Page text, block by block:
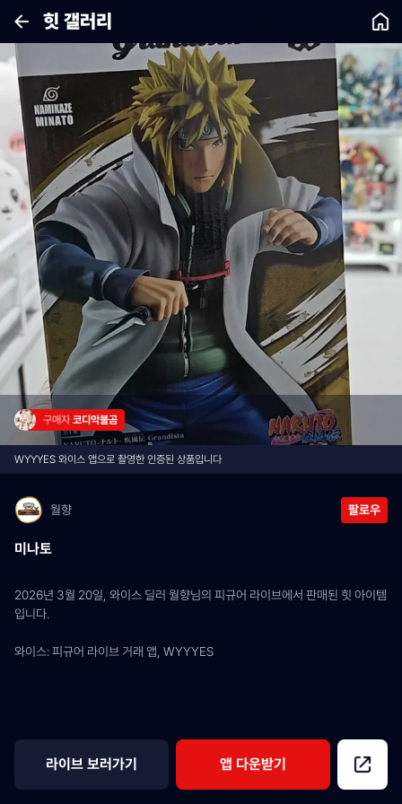
힛 갤러리
구매자 코디악불곰
WYYYES 와이스 앱으로 촬영한 인증된 상품입니다
월향 팔로우
미나토
2026년 3월 20일, 와이스 딜러 월향님의 피규어 라이브에서 판매된 힛 아이템
입니다.
와이스: 피규어 라이브 거래 앱, WYYYES
라이브 보러가기 앱 다운받기